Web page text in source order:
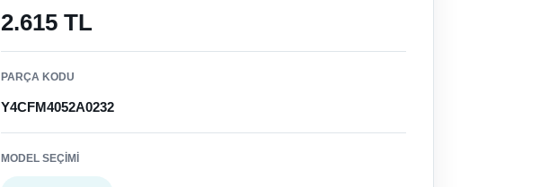
2.615 TL
PARÇA KODU
Y4CFM4052A0232
MODEL SEÇIMI